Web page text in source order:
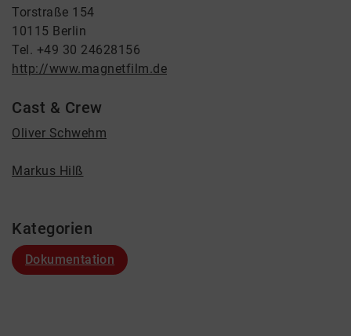
Torstraße 154
10115 Berlin
Tel. +49 30 24628156
http://www.magnetfilm.de
Cast & Crew
Oliver Schwehm
Markus Hilß
Kategorien
Dokumentation